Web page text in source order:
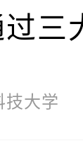
三
技大学